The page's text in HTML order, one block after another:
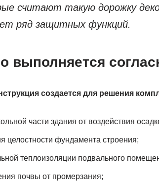
считают такую дорожку
ряд защитных функций.
выполняется
создается для решения
части здания от воздействия
целостности фундамента строения;
теплоизоляции подвального
почвы от промерзания;